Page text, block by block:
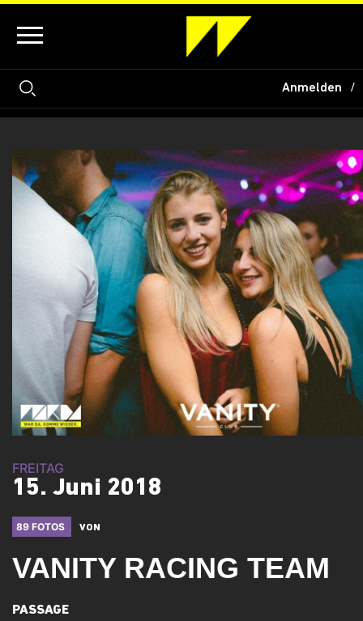
Anmelden
FREITAG
15. Juni 2018
89 FOTOS VON
VANITY RACING TEAM
PASSAGE